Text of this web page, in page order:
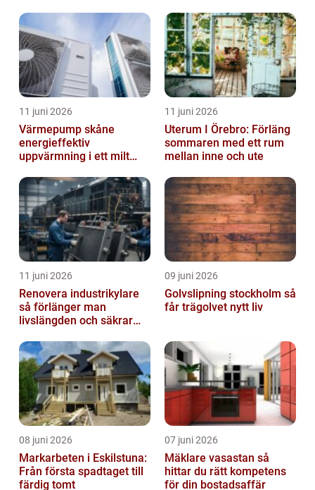
11 juni 2026
Värmepump skåne
energieffektiv
uppvärmning i ett milt
11 juni 2026
Uterum I Örebro: Förläng
sommaren med ett rum
mellan inne och ute
11 juni 2026
Renovera industrikylare
så förlänger man
livslängden och säkrar
09 juni 2026
Golvslipning stockholm så
får trägolvet nytt liv
08 juni 2026
Markarbeten i Eskilstuna:
Från första spadtaget till
färdig tomt
07 juni 2026
Mäklare vasastan så
hittar du rätt kompetens
för din bostadsaffär